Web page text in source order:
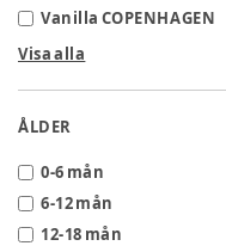
Vanilla COPENHAGEN
Visa alla
ÅLDER
0-6 mån
6-12 mån
12-18 mån